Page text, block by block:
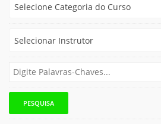
Selecione Categoria do Curso
Selecionar Instrutor